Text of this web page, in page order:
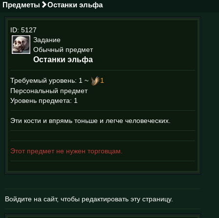
Предметы Останки эльфа
ID: 5127
Задание
Обычный предмет
Останки эльфа
Требуемый уровень: 1 ~
1
Персональный предмет
Уровень предмета: 1
Эти кости и впрямь тоньше и легче человеческих.
Этот предмет не нужен торговцам.
Войдите на сайт, чтобы редактировать эту страницу.